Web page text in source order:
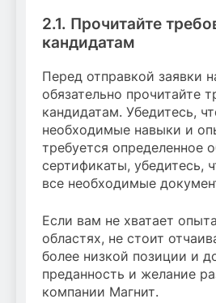
2.1. Прочитайте
кандидатам
Перед отправкой заявки
обязательно прочитайте
кандидатам. Убедитесь,
необходимые навыки и
требуется определенное
сертификаты, убедитесь,
все необходимые
Если вам не хватает
областях, не стоит
более низкой позиции и
преданность и желание
компании Магнит.